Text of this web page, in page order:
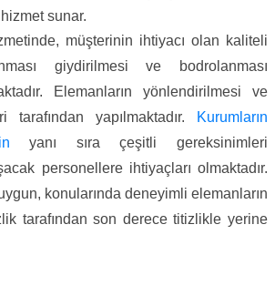
sunar.
müşterinin ihtiyacı olan kaliteli
giydirilmesi ve bodrolanması
Elemanların yönlendirilmesi ve
tarafından yapılmaktadır.
Kurumların
yanı sıra çeşitli gereksinimleri
personellere ihtiyaçları olmaktadır.
konularında deneyimli elemanların
tarafından son derece titizlikle yerine